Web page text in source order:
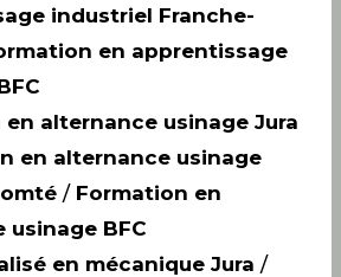
industriel Franche-
en apprentissage
alternance usinage Jura
en alternance usinage
/ Formation en
usinage BFC
en mécanique Jura /